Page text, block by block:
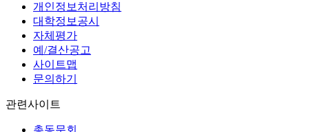
개인정보처리방침
대학정보공시
자체평가
예/결산공고
사이트맵
문의하기
관련사이트